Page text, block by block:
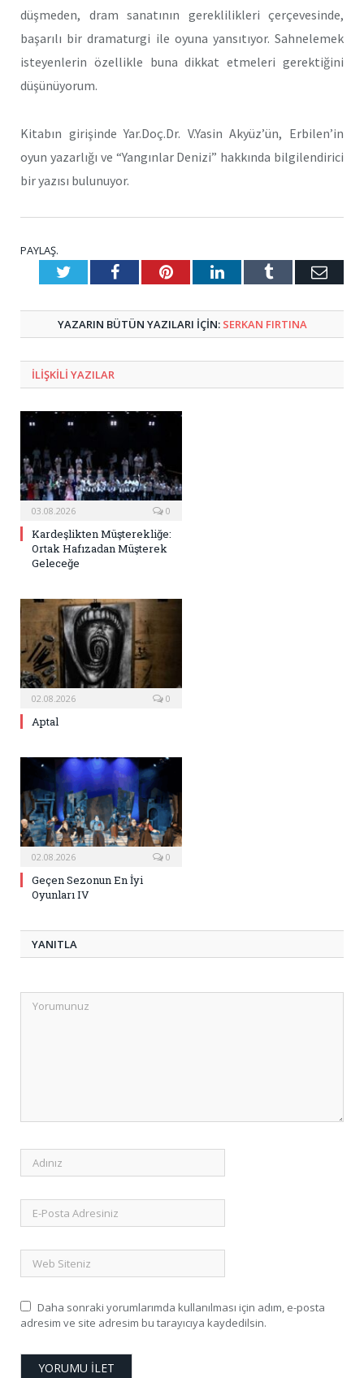
düşmeden, dram sanatının gereklilikleri çerçevesinde,
başarılı bir dramaturgi ile oyuna yansıtıyor. Sahnelemek
isteyenlerin özellikle buna dikkat etmeleri gerektiğini
düşünüyorum.
Kitabın girişinde Yar.Doç.Dr. V.Yasin Akyüz’ün, Erbilen’in
oyun yazarlığı ve “Yangınlar Denizi” hakkında bilgilendirici
bir yazısı bulunuyor.
PAYLAŞ.
TwitterFacebookPinterestLinkedInTumblr E-
YAZARIN BÜTÜN YAZILARI IÇIN: SERKAN FIRTINA
ILIŞKILI YAZILAR
03.08.2026 0
Kardeşlikten Müşterekliğe:
Ortak Hafızadan Müşterek
Geleceğe
02.08.2026 0
Aptal
02.08.2026 0
Geçen Sezonun En İyi
Oyunları IV
YANITLA
Daha sonraki yorumlarımda kullanılması için adım, e-posta
adresim ve site adresim bu tarayıcıya kaydedilsin.